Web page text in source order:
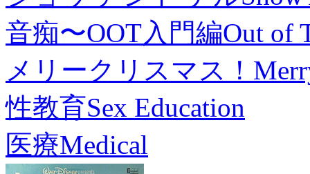
音痴〜OOT入門編Out of
メリークリスマス！
性教育Sex Education
医療Medical